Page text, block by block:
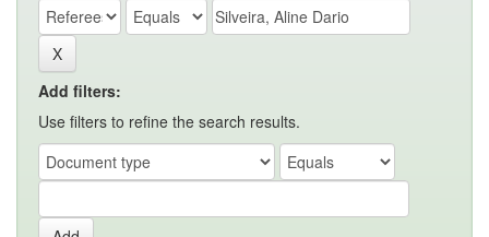
Add filters:
Use filters to refine the search results.